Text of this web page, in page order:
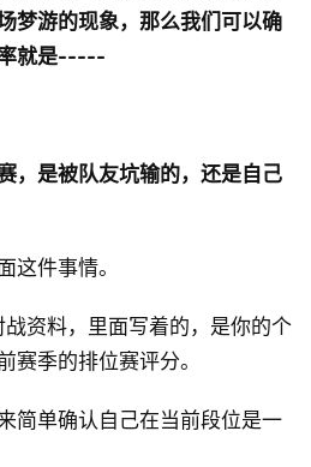
梦游的现象，那么我们可以确
就是-----
，是被队友坑输的，还是自己
这件事情。
资料，里面写着的，是你的个
赛季的排位赛评分。
简单确认自己在当前段位是一